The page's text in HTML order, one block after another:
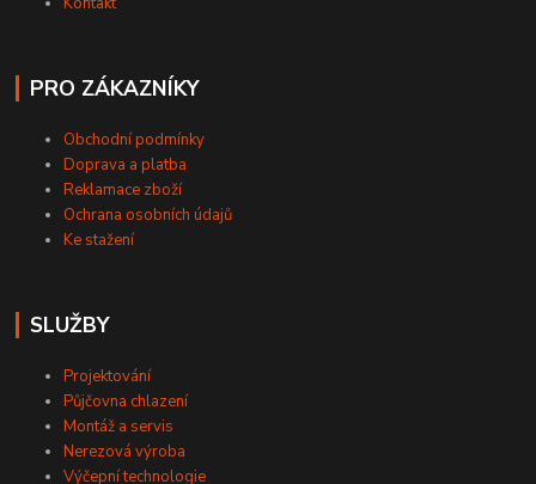
PRO ZÁKAZNÍKY
Obchodní podmínky
Doprava a platba
Reklamace zboží
Ochrana osobních údajů
Ke stažení
SLUŽBY
Projektování
Půjčovna chlazení
Montáž a servis
Nerezová výroba
Výčepní technologie